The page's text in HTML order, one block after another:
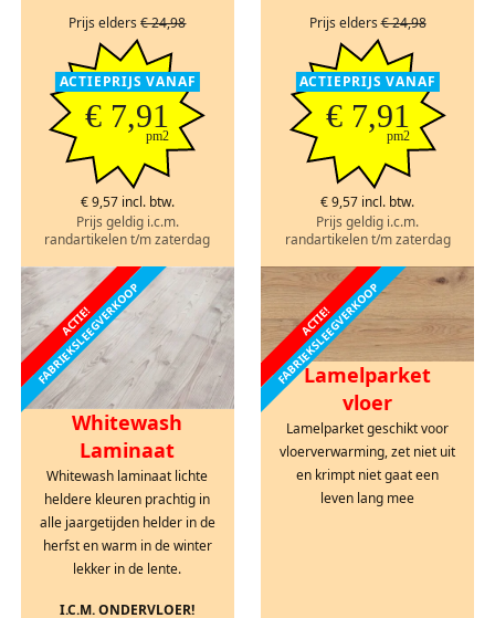
Prijs elders€ 24,98
ACTIEPRIJS VANAF
€ 7,91
pm2
€ 9,57 incl. btw.
Prijs geldig i.c.m.
randartikelen t/m zaterdag
Prijs elders€ 24,98
ACTIEPRIJS VANAF
€ 7,91
pm2
€ 9,57 incl. btw.
Prijs geldig i.c.m.
randartikelen t/m zaterdag
ACTIE!
FABRIEKSLEEGVERKOOP
Whitewash
Laminaat
Whitewash laminaat lichte
heldere kleuren prachtig in
alle jaargetijden helder in de
herfst en warm in de winter
lekker in de lente.
I.C.M. ONDERVLOER!
ACTIE!
FABRIEKSLEEGVERKOOP
Lamelparket
vloer
Lamelparket geschikt voor
vloerverwarming, zet niet uit
en krimpt niet gaat een
leven lang mee